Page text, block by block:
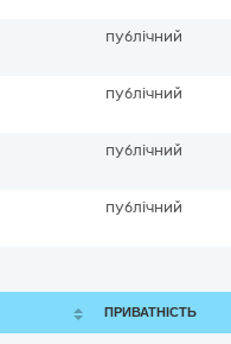
публічний
публічний
публічний
публічний
ПРИВАТНІСТЬ